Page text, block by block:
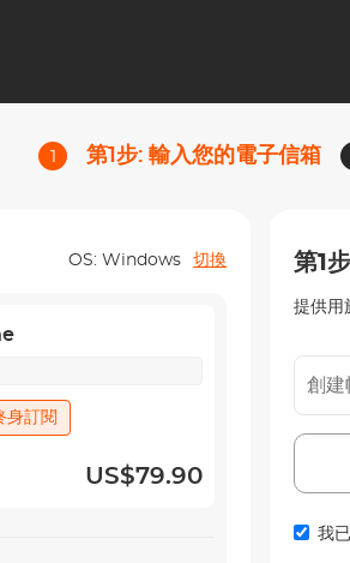
第1步: 輸入您的電子信箱
OS: Windows 切換
US$179.90
身訂閱
US$79.90
第1
提供用
我